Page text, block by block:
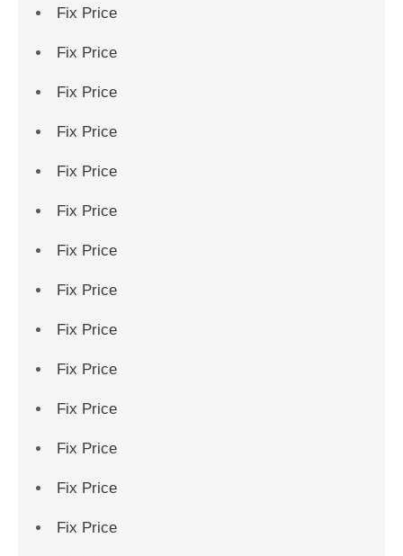
Fix Price
Fix Price
Fix Price
Fix Price
Fix Price
Fix Price
Fix Price
Fix Price
Fix Price
Fix Price
Fix Price
Fix Price
Fix Price
Fix Price